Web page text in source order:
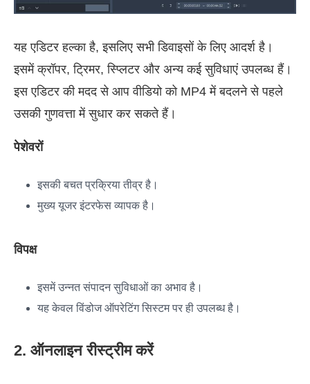
यह एडिटर हल्का है, इसलिए सभी डिवाइसों के लिए आदर्श है।
इसमें क्रॉपर, ट्रिमर, स्प्लिटर और अन्य कई सुविधाएं उपलब्ध हैं।
इस एडिटर की मदद से आप वीडियो को MP4 में बदलने से पहले
उसकी गुणवत्ता में सुधार कर सकते हैं।
पेशेवरों
इसकी बचत प्रक्रिया तीव्र है।
मुख्य यूजर इंटरफेस व्यापक है।
विपक्ष
इसमें उन्नत संपादन सुविधाओं का अभाव है।
यह केवल विंडोज ऑपरेटिंग सिस्टम पर ही उपलब्ध है।
2. ऑनलाइन रीस्ट्रीम करें